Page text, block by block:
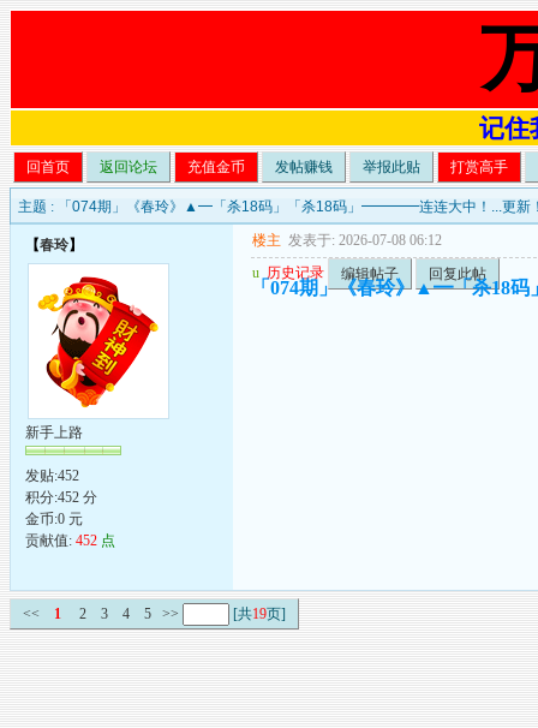
记住
回首页 返回论坛 充值金币 发帖赚钱 举报此贴 打赏高手
主题 : 「074期」《春玲》▲━「杀18码」「杀18码」━━━━连连大中！...更新
【春玲】
新手上路
发贴:452
积分:452 分
金币:0 元
贡献值: 452 点
楼主 发表于: 2026-07-08 06:12
u 历史记录 编辑帖子 回复此帖
「074期」《春玲》▲━「杀18
<< 1 2 3 4 5 >> [共19页]